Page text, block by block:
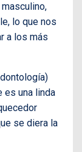
lo que nos
a los más
es una linda
se diera la